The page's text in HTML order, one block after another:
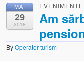
MAI
29
2018
EVENIMENTE
Am
ByOperator turism